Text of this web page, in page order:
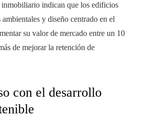
inmobiliario indican que los edificios
y diseño centrado en el
su valor de mercado entre un 10
de mejorar la retención de
con el desarrollo